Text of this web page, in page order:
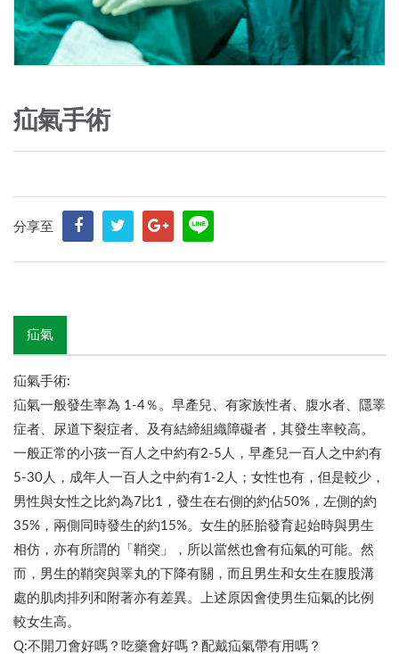
疝氣手術
分享至
疝氣
疝氣手術:
疝氣一般發生率為 1-4％。早產兒、有家族性者、腹水者、隱睪
症者、尿道下裂症者、及有結締組織障礙者，其發生率較高。
一般正常的小孩一百人之中約有2-5人，早產兒一百人之中約有
5-30人，成年人一百人之中約有1-2人；女性也有，但是較少，
男性與女性之比約為7比1，發生在右側的約佔50%，左側的約
35%，兩側同時發生的約15%。女生的胚胎發育起始時與男生
相仿，亦有所謂的「鞘突」，所以當然也會有疝氣的可能。然
而，男生的鞘突與睪丸的下降有關，而且男生和女生在腹股溝
處的肌肉排列和附著亦有差異。上述原因會使男生疝氣的比例
較女生高。
Q:不開刀會好嗎？吃藥會好嗎？配戴疝氣帶有用嗎？